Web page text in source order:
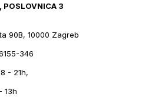
POSLOVNICA 3
90B, 10000 Zagreb
346
- 21h,
13h